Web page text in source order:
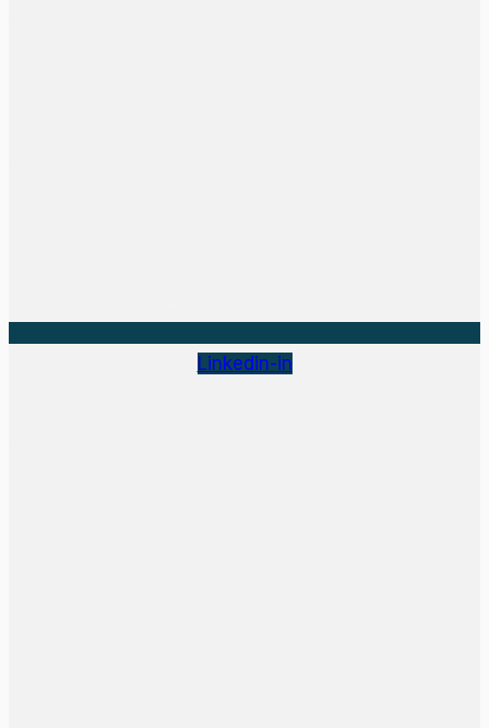
Linkedin-in